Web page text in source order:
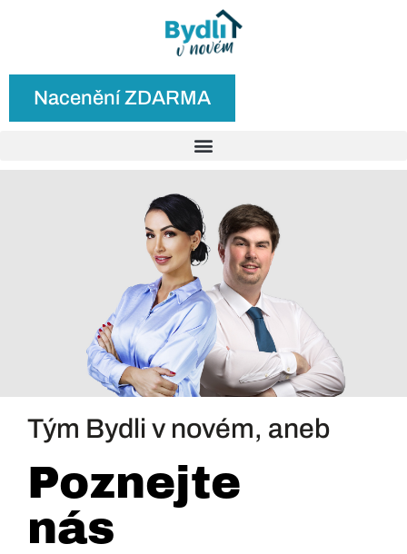
Nacenění ZDARMA
Tým Bydli v novém, aneb
Poznejte
nás